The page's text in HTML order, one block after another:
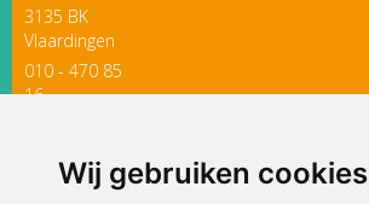
Wij gebruiken cookies
3135 BK
Vlaardingen
010 - 470 85
16
ONDERDEEL VAN